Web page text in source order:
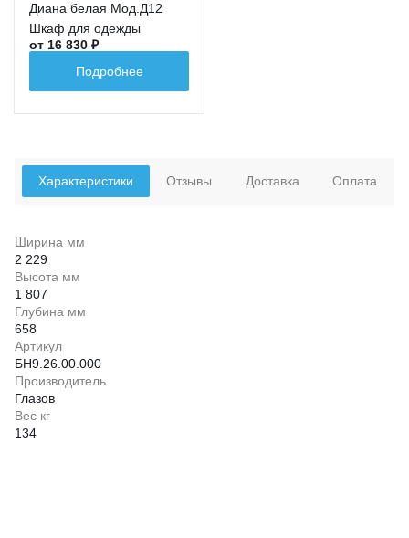
Диана белая Мод.Д12
Шкаф для одежды
от 16 830 ₽
Подробнее
Характеристики
Ширина мм
2 229
Высота мм
1 807
Глубина мм
658
Артикул
БН9.26.00.000
Производитель
Глазов
Вес кг
134
Отзывы Доставка Оплата